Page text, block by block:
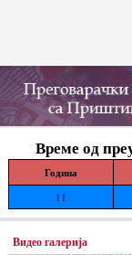
Време од
Година
11
Видео галерија